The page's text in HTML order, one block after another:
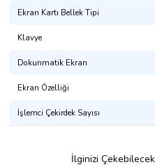
Ekran Kartı Bellek Tipi
Klavye
Dokunmatik Ekran
Ekran Özelliği
İşlemci Çekirdek Sayısı
İlginizi